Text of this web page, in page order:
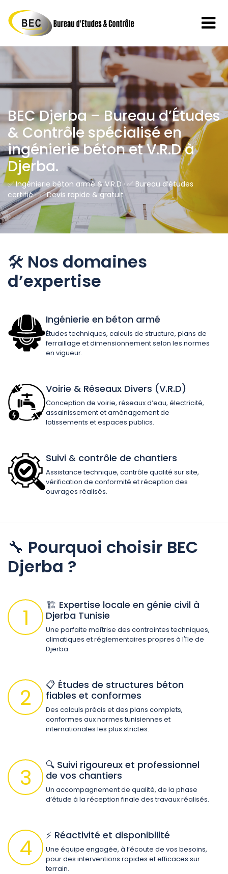
BEC Djerba – Bureau d’Études
& Contrôle spécialisé en
ingénierie béton et V.R.D à
Djerba.
✅ Ingénierie béton armé & V.R.D · ✅ Bureau d’études
certifié · ✅ Devis rapide & gratuit
🛠️ Nos domaines
d’expertise
Ingénierie en béton armé
Études techniques, calculs de structure, plans de
ferraillage et dimensionnement selon les normes
en vigueur.
Voirie & Réseaux Divers (V.R.D)
Conception de voirie, réseaux d’eau, électricité,
assainissement et aménagement de
lotissements et espaces publics.
Suivi & contrôle de chantiers
Assistance technique, contrôle qualité sur site,
vérification de conformité et réception des
ouvrages réalisés.
🔧 Pourquoi choisir BEC
Djerba ?
1
🏗️ Expertise locale en génie civil à
Djerba Tunisie
Une parfaite maîtrise des contraintes techniques,
climatiques et réglementaires propres à l'île de
Djerba.
2
📋 Études de structures béton
fiables et conformes
Des calculs précis et des plans complets,
conformes aux normes tunisiennes et
internationales les plus strictes.
3
🔍 Suivi rigoureux et professionnel
de vos chantiers
Un accompagnement de qualité, de la phase
d’étude à la réception finale des travaux réalisés.
4 ⚡ Réactivité et disponibilité
Une équipe engagée, à l’écoute de vos besoins,
pour des interventions rapides et efficaces sur
terrain.